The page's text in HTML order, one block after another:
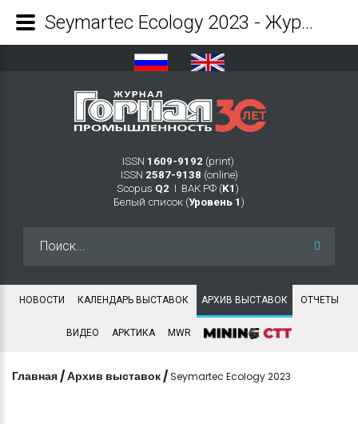
ISSN 1609-9192 (print)
ISSN 2587-9138 (online)
Scopus Q2 Ι ВАК РФ (K1 )
Белый список (Уровень 1 )
НОВОСТИ КАЛЕНДАРЬ ВЫСТАВОК АРХИВ ВЫСТАВОК ОТЧЕТЫ
ВИДЕО АРКТИКА MWR
Главная /Архив выставок /Seymartec Ecology 2023
Seymartec Ecology 2023 - Журнал Горная промышленность